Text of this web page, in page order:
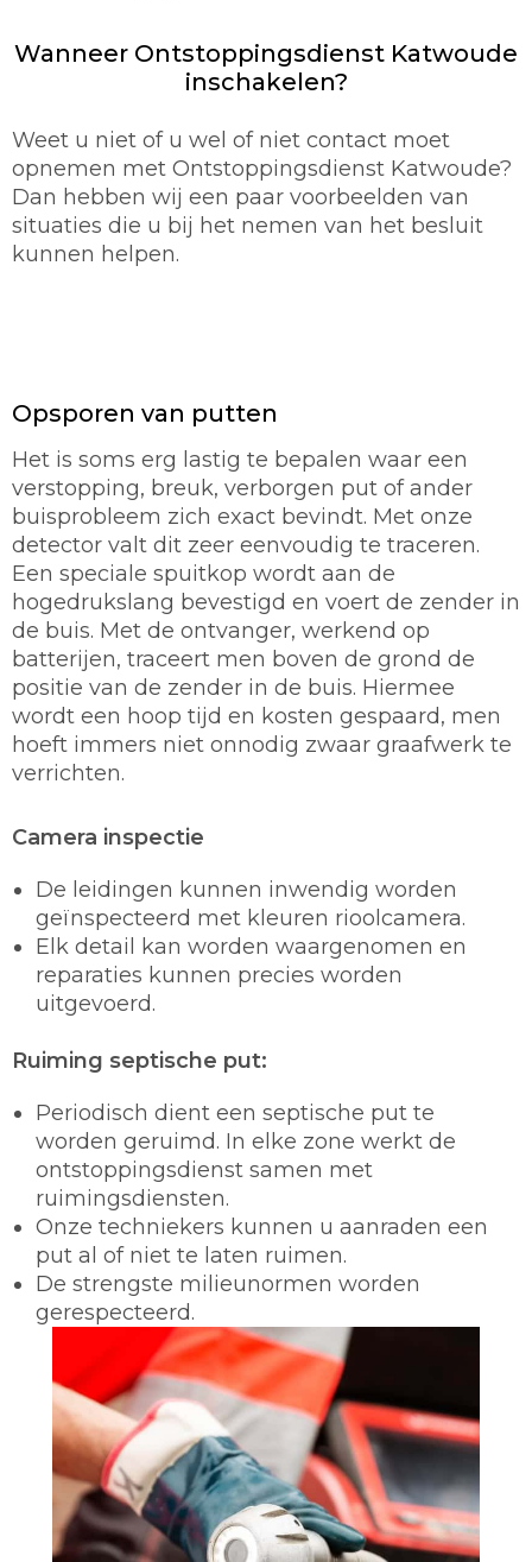
Wanneer Ontstoppingsdienst Katwoude
inschakelen?
Weet u niet of u wel of niet contact moet
opnemen met Ontstoppingsdienst Katwoude?
Dan hebben wij een paar voorbeelden van
situaties die u bij het nemen van het besluit
kunnen helpen.
Opsporen van putten
Het is soms erg lastig te bepalen waar een
verstopping, breuk, verborgen put of ander
buisprobleem zich exact bevindt. Met onze
detector valt dit zeer eenvoudig te traceren.
Een speciale spuitkop wordt aan de
hogedrukslang bevestigd en voert de zender in
de buis. Met de ontvanger, werkend op
batterijen, traceert men boven de grond de
positie van de zender in de buis. Hiermee
wordt een hoop tijd en kosten gespaard, men
hoeft immers niet onnodig zwaar graafwerk te
verrichten.
Camera inspectie
De leidingen kunnen inwendig worden
geïnspecteerd met kleuren rioolcamera.
Elk detail kan worden waargenomen en
reparaties kunnen precies worden
uitgevoerd.
Ruiming septische put:
Periodisch dient een septische put te
worden geruimd. In elke zone werkt de
ontstoppingsdienst samen met
ruimingsdiensten.
Onze techniekers kunnen u aanraden een
put al of niet te laten ruimen.
De strengste milieunormen worden
gerespecteerd.